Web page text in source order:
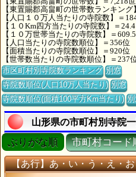
【東置賜郡高畠町の世帯数ランキン
【人口１０万人当たりの寺院数】＝
【１０Km四方当たりの寺院数】＝
【１０万世帯当たりの寺院数】＝
【人口当たりの寺院数順位】＝356位
【面積当たりの寺院数順位】＝920位
【世帯数当たりの寺院数順位】＝237
市区町村別寺院数ランキング 別窓
寺院数順位(人口10万人当たり) 別窓
寺院数順位(面積100平方Km当たり)
山形県の市町村別寺院
ぶりがな順 市町村コード
【あ行】あ・い・う・え・お